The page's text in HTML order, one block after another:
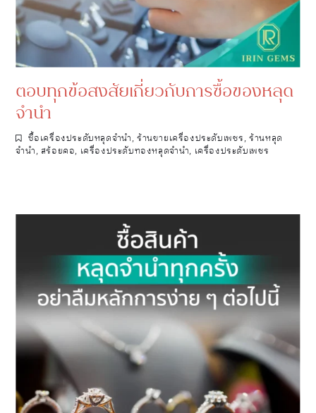
ตอบทุกข้อสงสัยเกี่ยวกับการซื้อของหลุด
จำนำ
ซื้อเครื่องประดับหลุดจำนำ,ร้านขายเครื่องประดับเพชร,ร้านหลุด
จำนำ, สร้อยคอ, เครื่องประดับทองหลุดจำนำ, เครื่องประดับเพชร